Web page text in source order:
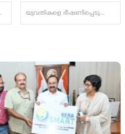
യുവതികളെ ഭീഷണിപ്പെടുത്തി ബലാത്സംഗം ചെയ്ത് നഗ്നചിത്രങ്ങൾ പ്രചരിപ്പിച്ച കേസ് ; 9 പ്രതികളും കുറ്റക്കാരെന്ന് കോടതി